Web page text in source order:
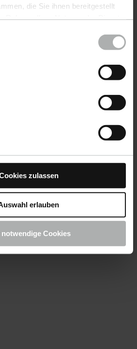
die Sie ihnen bereitgestellt
finden Sie unter
zulassen
erlauben
notwendige Cookies